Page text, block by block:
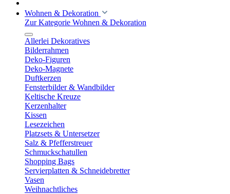
Wohnen & Dekoration
Zur Kategorie Wohnen & Dekoration
Allerlei Dekoratives
Bilderrahmen
Deko-Figuren
Deko-Magnete
Duftkerzen
Fensterbilder & Wandbilder
Keltische Kreuze
Kerzenhalter
Kissen
Lesezeichen
Platzsets & Untersetzer
Salz & Pfefferstreuer
Schmuckschatullen
Shopping Bags
Servierplatten & Schneidebretter
Vasen
Weihnachtliches